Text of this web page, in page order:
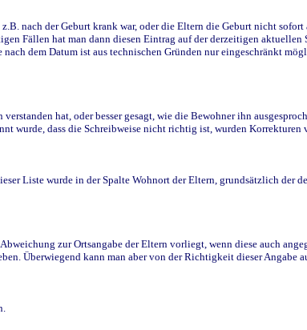
nach der Geburt krank war, oder die Eltern die Geburt nicht
Fällen hat man dann diesen Eintrag auf der derzeitigen aktuellen
dem Datum ist aus technischen Gründen nur eingeschränkt
hat, oder besser gesagt, wie die Bewohner ihn
wurde, dass die Schreibweise nicht richtig ist, wurden Korrekturen
Liste wurde in der Spalte Wohnort der Eltern, grundsätzlich der
zur Ortsangabe der Eltern vorliegt, wenn diese auch
Überwiegend kann man aber von der Richtigkeit dieser Angabe